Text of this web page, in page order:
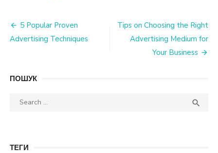
Post
navigation
5 Popular Proven
Advertising Techniques
Tips on Choosing the Right
Advertising Medium for
Your Business
ПОШУК
Search

ТЕГИ